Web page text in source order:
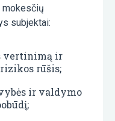
mokesčių
subjektai:
vertinimą ir
rūšis;
ir valdymo